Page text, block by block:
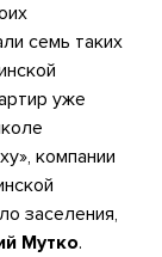
семь таких
уже
компании
заселения,
Мутко.